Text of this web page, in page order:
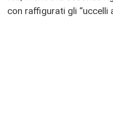
con raffigurati gli “uccelli